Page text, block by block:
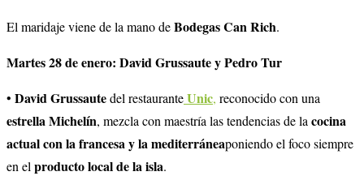
El maridaje viene de la mano deBodegas Can Rich.
Martes 28 de enero: David Grussaute y Pedro Tur
• David Grussautedel restauranteUnic, reconocido con una
estrella Michelín, mezcla con maestría las tendencias de la cocina
actual con la francesa y la mediterráneaponiendo el foco siempre
en el producto local de la isla.